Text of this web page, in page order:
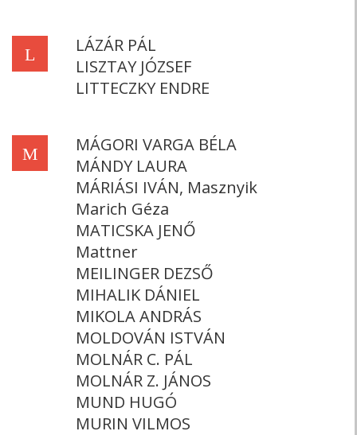
L
LÁZÁR PÁL
LISZTAY JÓZSEF
LITTECZKY ENDRE
M
MÁGORI VARGA BÉLA
MÁNDY LAURA
MÁRIÁSI IVÁN, Masznyik
Marich Géza
MATICSKA JENŐ
Mattner
MEILINGER DEZSŐ
MIHALIK DÁNIEL
MIKOLA ANDRÁS
MOLDOVÁN ISTVÁN
MOLNÁR C. PÁL
MOLNÁR Z. JÁNOS
MUND HUGÓ
MURIN VILMOS